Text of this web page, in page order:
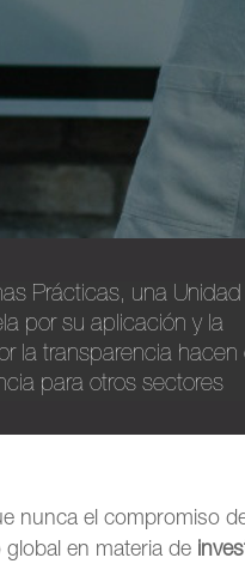
Prácticas, una
por su aplicación y la
la transparencia hacen
para otros sectores
nunca el compromiso
en materia de